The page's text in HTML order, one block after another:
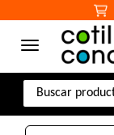
Toggle navigation